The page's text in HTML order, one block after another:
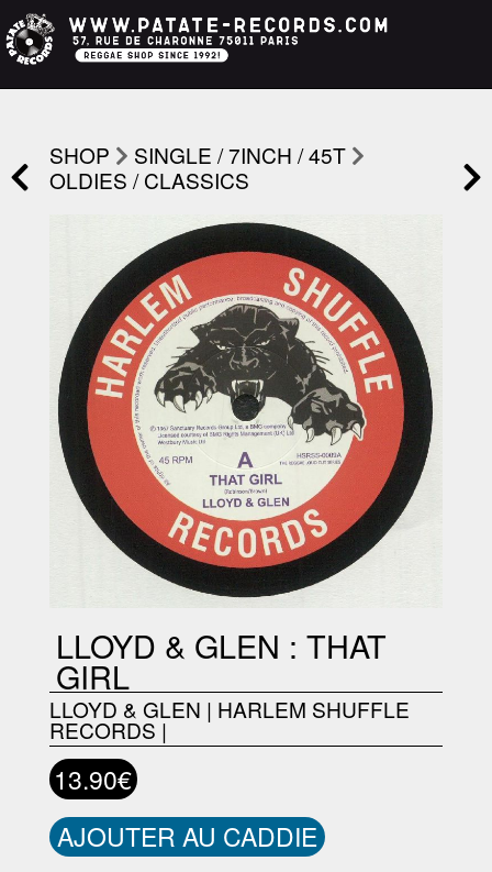
SHOP
SINGLE / 7INCH / 45T
OLDIES / CLASSICS
LLOYD & GLEN : THAT
GIRL
LLOYD & GLEN | HARLEM SHUFFLE
RECORDS |
13.90€
AJOUTER AU CADDIE